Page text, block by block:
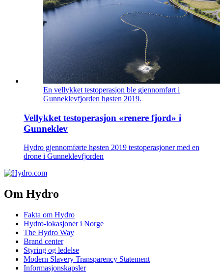
En vellykket testoperasjon ble gjennomført i
Gunneklevfjorden høsten 2019.
Vellykket testoperasjon «renere fjord» i
Gunneklev
Hydro gjennomførte høsten 2019 testoperasjoner med en
drone i Gunneklevfjorden
Om Hydro
Fakta om Hydro
Hydro-lokasjoner i Norge
The Hydro Way
Brand center
Styring og ledelse
Modern Slavery Transparency Statement
Informasjonskapsler